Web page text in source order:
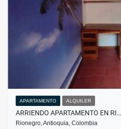
APARTAMENTO ALQUILER
ARRIENDO APARTAMENTO EN RI…
Rionegro, Antioquia, Colombia